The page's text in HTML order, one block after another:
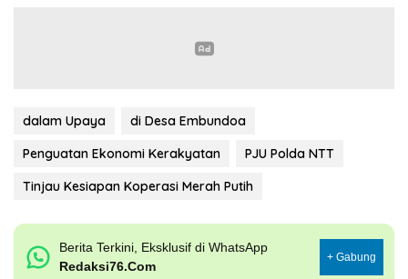
dalam Upaya
di Desa Embundoa
Penguatan Ekonomi Kerakyatan
PJU Polda NTT
Tinjau Kesiapan Koperasi Merah Putih
Berita Terkini, Eksklusif di WhatsApp
Redaksi76.Com
+ Gabung